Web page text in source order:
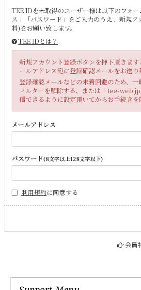
TEE IDを未取得のユーザー様は以下のフォ
ス」「パスワード」をご入力のうえ、新規
料)をお願い致します。
TEE IDとは？
新規アカウント登録ボタンを押下頂きます
ールアドレス宛に登録確認メールをお送り
登録確認メールなどの未着回避のため、一
ィルターを解除する、または「tee-
信できるように設定頂いてからお手続きを
メールアドレス
パスワード(8文字以上128文字以下)
利用規約に同意する
会員